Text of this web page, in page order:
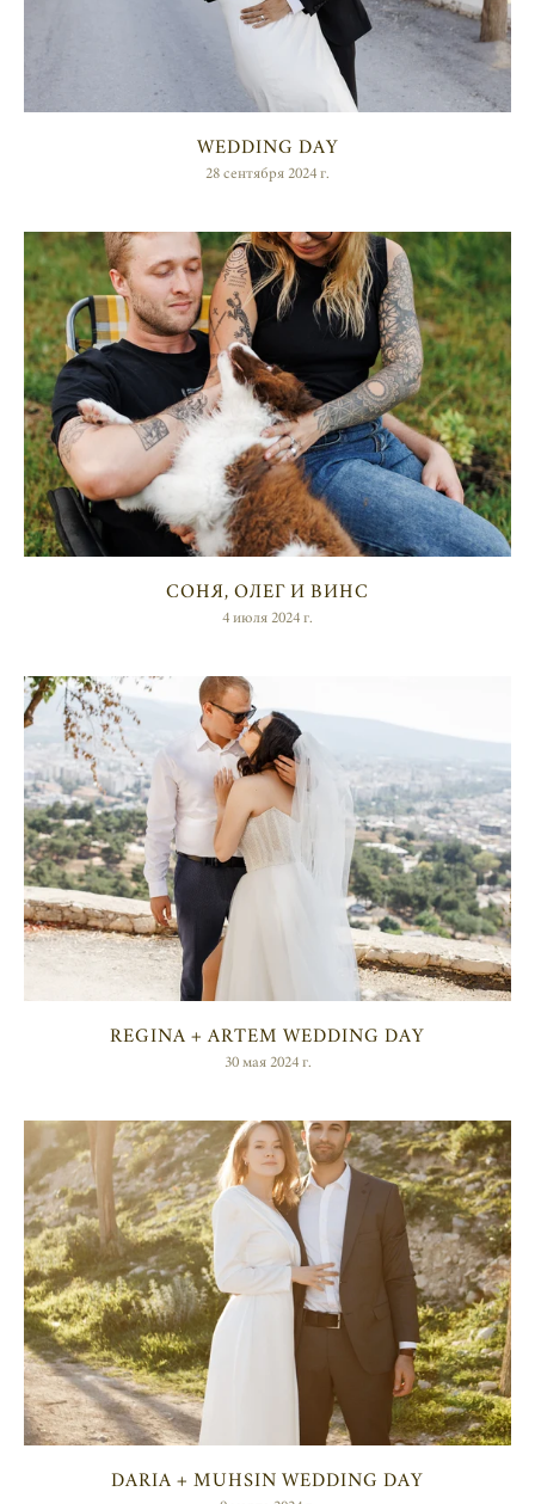
WEDDING DAY
28 сентября 2024 г.
СОНЯ, ОЛЕГ И ВИНС
4 июля 2024 г.
REGINA + ARTEM WEDDING DAY
30 мая 2024 г.
DARIA + MUHSIN WEDDING DAY